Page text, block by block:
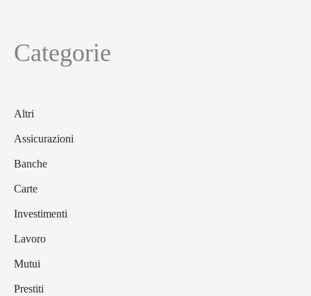
Categorie
Altri
Assicurazioni
Banche
Carte
Investimenti
Lavoro
Mutui
Prestiti